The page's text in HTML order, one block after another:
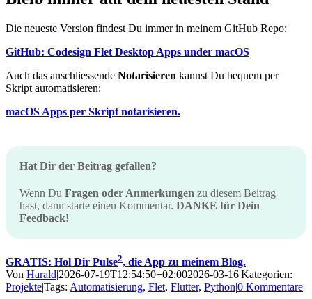
Die neueste Version findest Du immer in meinem GitHub Repo:
GitHub: Codesign Flet Desktop Apps under macOS
Auch das anschliessende Notarisieren kannst Du bequem per
Skript automatisieren:
macOS Apps per Skript notarisieren.
Hat Dir der Beitrag gefallen?
Wenn Du Fragen oder Anmerkungen zu diesem Beitrag
hast, dann starte einen Kommentar. DANKE für Dein
Feedback!
GRATIS: Hol Dir Pulse2, die App zu meinem Blog.
Von Harald|2026-07-19T12:54:50+02:002026-03-16|Kategorien:
Projekte|Tags: Automatisierung, Flet, Flutter, Python|0 Kommentare